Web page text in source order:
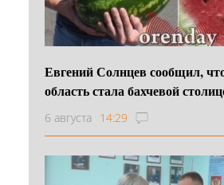
Евгений Солнцев сообщил,
область стала бахчевой
6 августа 14:29